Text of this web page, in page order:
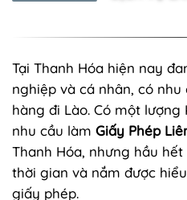
Tại Thanh Hóa hiện nay
nghiệp và cá nhân, có
hàng đi Lào. Có một
nhu cầu làm Giấy Phép
Thanh Hóa, nhưng hầu
thời gian và nắm được
giấy phép.